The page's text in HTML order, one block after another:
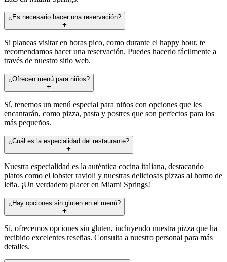
¿Es necesario hacer una reservación?
Si planeas visitar en horas pico, como durante el happy hour, te
recomendamos hacer una reservación. Puedes hacerlo fácilmente a
través de nuestro sitio web.
¿Ofrecen menú para niños?
Sí, tenemos un menú especial para niños con opciones que les
encantarán, como pizza, pasta y postres que son perfectos para los
más pequeños.
¿Cuál es la especialidad del restaurante?
Nuestra especialidad es la auténtica cocina italiana, destacando
platos como el lobster ravioli y nuestras deliciosas pizzas al horno de
leña. ¡Un verdadero placer en Miami Springs!
¿Hay opciones sin gluten en el menú?
Sí, ofrecemos opciones sin gluten, incluyendo nuestra pizza que ha
recibido excelentes reseñas. Consulta a nuestro personal para más
detalles.